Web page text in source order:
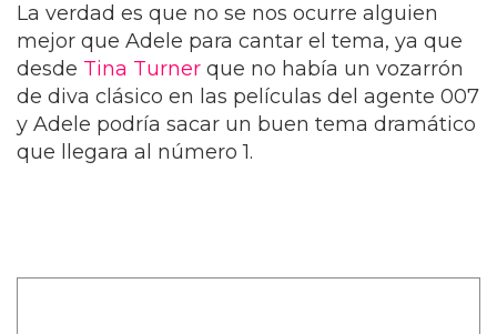
La verdad es que no se nos ocurre alguien
mejor que Adele para cantar el tema, ya que
desde Tina Turner que no había un vozarrón
de diva clásico en las películas del agente 007
y Adele podría sacar un buen tema dramático
que llegara al número 1.